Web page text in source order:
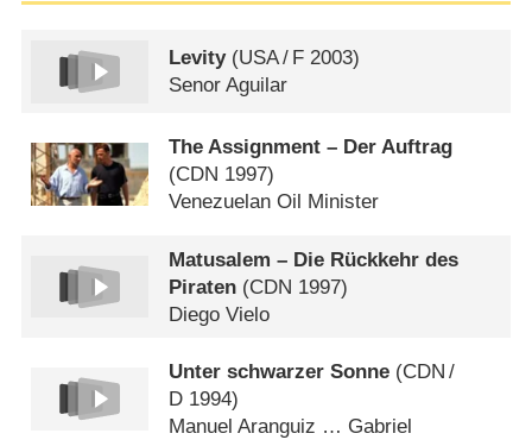
Levity(USA/ F 2003)
Senor Aguilar
The Assignment – Der Auftrag
(CDN 1997)
Venezuelan Oil Minister
Matusalem – Die Rückkehr des
Piraten (CDN 1997)
Diego Vielo
Unter schwarzer Sonne (CDN /
D 1994)
Manuel Aranguiz … Gabriel